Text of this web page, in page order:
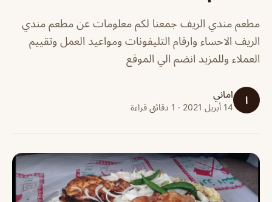
مطعم مندي الريف جمعنا لكم معلومات عن مطعم مندي
الريف الاحساء وارقام التليفونات ومواعيد العمل وتقييم
العملاء وللمزيد انضم الي الموقع
ا اماني
14 أبريل 2021 · 1 دقائق قراءة